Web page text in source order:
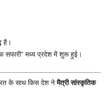
है।
सफारी” मध्य प्रदेश में शुरू हुई।
के साथ किस देश नेमैत्री सांस्कृतिक